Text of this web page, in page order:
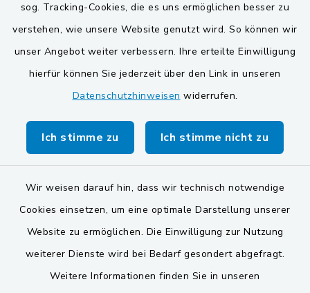
sog. Tracking-Cookies, die es uns ermöglichen besser zu
verstehen, wie unsere Website genutzt wird. So können wir
unser Angebot weiter verbessern. Ihre erteilte Einwilligung
hierfür können Sie jederzeit über den Link in unseren
Datenschutzhinweisen widerrufen.
Ich stimme zu Ich stimme nicht zu
Wir weisen darauf hin, dass wir technisch notwendige
Cookies einsetzen, um eine optimale Darstellung unserer
Website zu ermöglichen. Die Einwilligung zur Nutzung
weiterer Dienste wird bei Bedarf gesondert abgefragt.
Weitere Informationen finden Sie in unseren
Gemeinden der
Verwaltungsgemeinschaft
Gemeinde Schwarzach bei Nabburg
Markt Schwarzenfeld
Gemeinde Stulln
Barrierefreiheit